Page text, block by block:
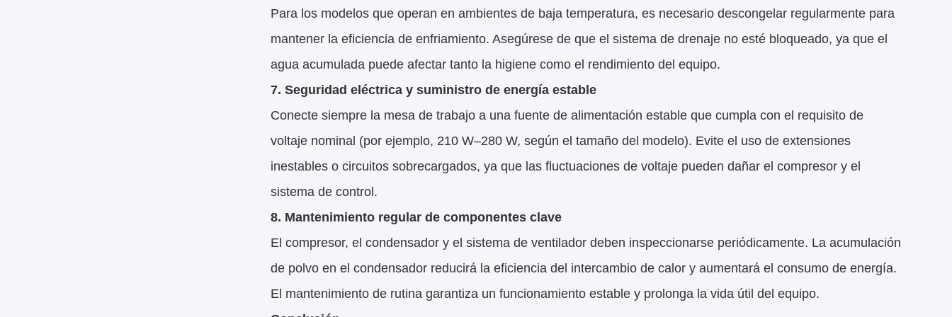
Para los modelos que operan en ambientes de baja temperatura, es necesario descongelar regularmente para
mantener la eficiencia de enfriamiento. Asegúrese de que el sistema de drenaje no esté bloqueado, ya que el
agua acumulada puede afectar tanto la higiene como el rendimiento del equipo.
7. Seguridad eléctrica y suministro de energía estable
Conecte siempre la mesa de trabajo a una fuente de alimentación estable que cumpla con el requisito de
voltaje nominal (por ejemplo, 210 W–280 W, según el tamaño del modelo). Evite el uso de extensiones
inestables o circuitos sobrecargados, ya que las fluctuaciones de voltaje pueden dañar el compresor y el
sistema de control.
8. Mantenimiento regular de componentes clave
El compresor, el condensador y el sistema de ventilador deben inspeccionarse periódicamente. La acumulación
de polvo en el condensador reducirá la eficiencia del intercambio de calor y aumentará el consumo de energía.
El mantenimiento de rutina garantiza un funcionamiento estable y prolonga la vida útil del equipo.